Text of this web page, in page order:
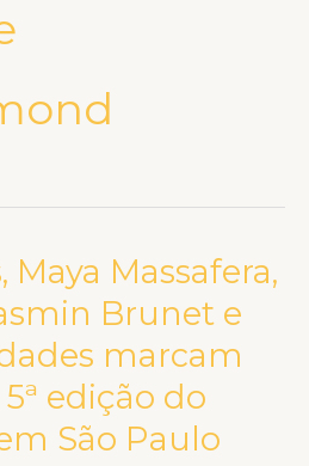
Maya Massafera,
Brunet e
marcam
edição do
São Paulo